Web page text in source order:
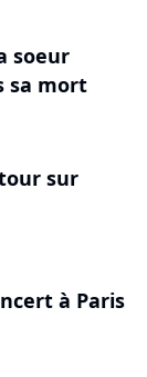
soeur
sa mort
sur
à Paris